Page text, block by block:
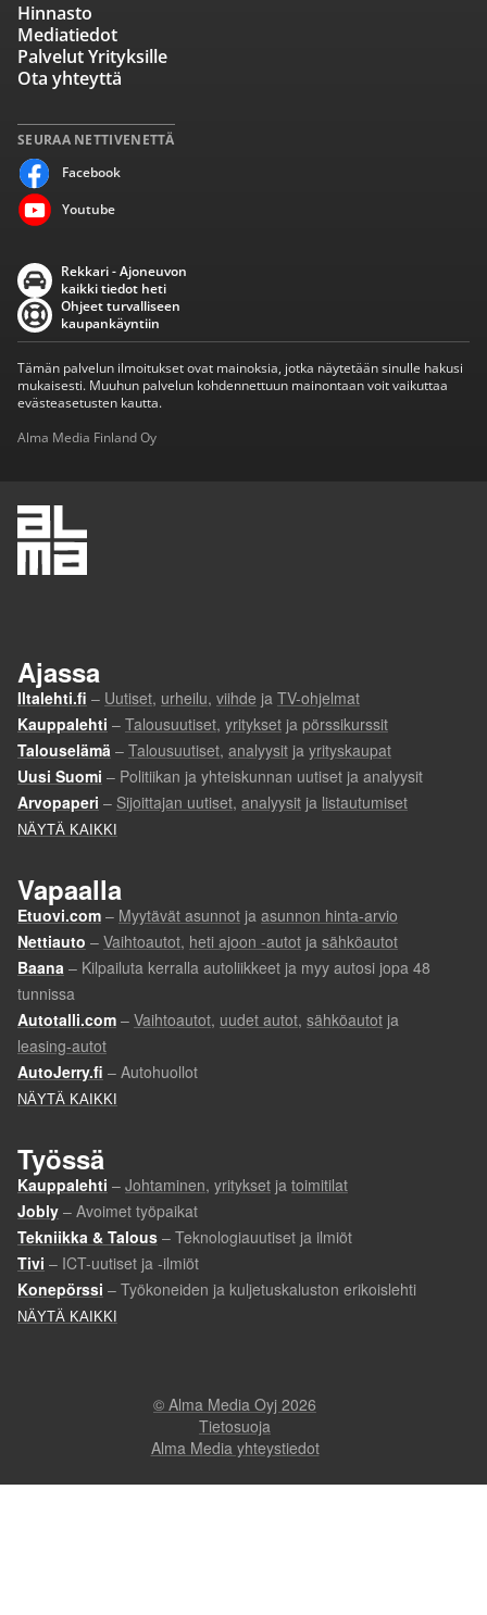
SEURAA NETTIVENETTÄ
Facebook
Youtube
Hinnasto
Mediatiedot
Palvelut Yrityksille
Ota yhteyttä
Rekkari - Ajoneuvon
kaikki tiedot heti
Ohjeet turvalliseen
kaupankäyntiin
Tämän palvelun ilmoitukset ovat mainoksia, jotka näytetään sinulle hakusi
mukaisesti. Muuhun palvelun kohdennettuun mainontaan voit vaikuttaa
evästeasetusten kautta.
Alma Media Finland Oy